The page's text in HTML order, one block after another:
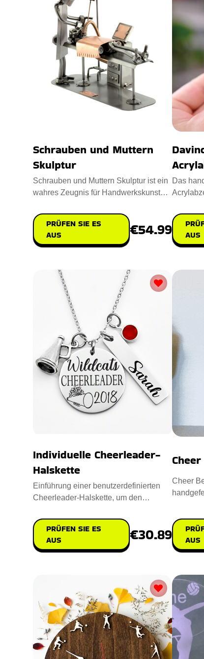
Schrauben und Muttern
Skulptur
Schrauben und Muttern Skulptur ist ein
wahres Zeugnis für Handwerkskunst
PRÜFEN SIE ES
AUS
€54.99
Das
AUS
Individuelle Cheerleader-
Halskette
Einführung einer benutzerdefinierten
Cheerleader-Halskette, um den
PRÜFEN SIE ES
AUS
€30.89
Cheer
AUS